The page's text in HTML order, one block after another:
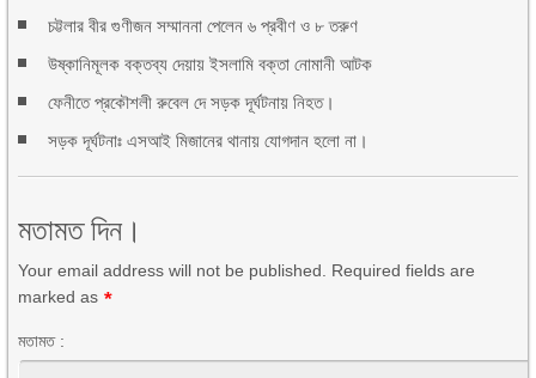
চট্টলার বীর গুণীজন সম্মাননা পেলেন ৬ প্রবীণ ও ৮ তরুণ
উষ্কানিমূলক বক্তব্য দেয়ায় ইসলামি বক্তা নোমানী আটক
ফেনীতে প্রকৌশলী রুবেল দে সড়ক দূর্ঘটনায় নিহত।
সড়ক দূর্ঘটনাঃ এসআই মিজানের থানায় যোগদান হলো না।
মতামত দিন।
Your email address will not be published. Required fields are
marked as *
মতামত :